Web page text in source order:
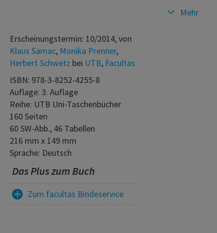
Erscheinungstermin: 10/2014, von
Klaus Samac, Monika Prenner,
Herbert Schwetz bei UTB, Facultas
ISBN: 978-3-8252-4255-8
Auflage: 3. Auflage
Reihe: UTB Uni-Taschenbücher
160 Seiten
60 SW-Abb., 46 Tabellen
216 mm x 149 mm
Sprache: Deutsch
Das Plus zum Buch
Zum facultas Bindeservice
Mehr